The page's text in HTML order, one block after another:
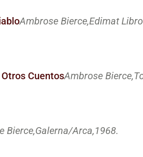
Ambrose Bierce,Edimat
CuentosAmbrose Bierce,
Bierce,Galerna/Arca,1968.